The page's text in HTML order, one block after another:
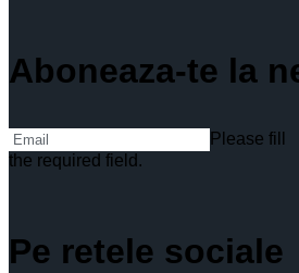
Aboneaza-te la
Please fill
the required field.
Pe retele sociale